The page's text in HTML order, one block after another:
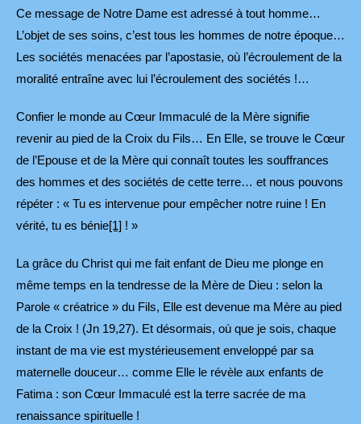
Ce message de Notre Dame est adressé à tout homme…
L’objet de ses soins, c’est tous les hommes de notre époque…
Les sociétés menacées par l’apostasie, où l’écroulement de la
moralité entraîne avec lui l’écroulement des sociétés !…
Confier le monde au Cœur Immaculé de la Mère signifie
revenir au pied de la Croix du Fils… En Elle, se trouve le Cœur
de l’Epouse et de la Mère qui connaît toutes les souffrances
des hommes et des sociétés de cette terre… et nous pouvons
répéter : « Tu es intervenue pour empêcher notre ruine ! En
vérité, tu es bénie[1] ! »
La grâce du Christ qui me fait enfant de Dieu me plonge en
même temps en la tendresse de la Mère de Dieu : selon la
Parole « créatrice » du Fils, Elle est devenue ma Mère au pied
de la Croix ! (Jn 19,27). Et désormais, où que je sois, chaque
instant de ma vie est mystérieusement enveloppé par sa
maternelle douceur… comme Elle le révèle aux enfants de
Fatima : son Cœur Immaculé est la terre sacrée de ma
renaissance spirituelle !